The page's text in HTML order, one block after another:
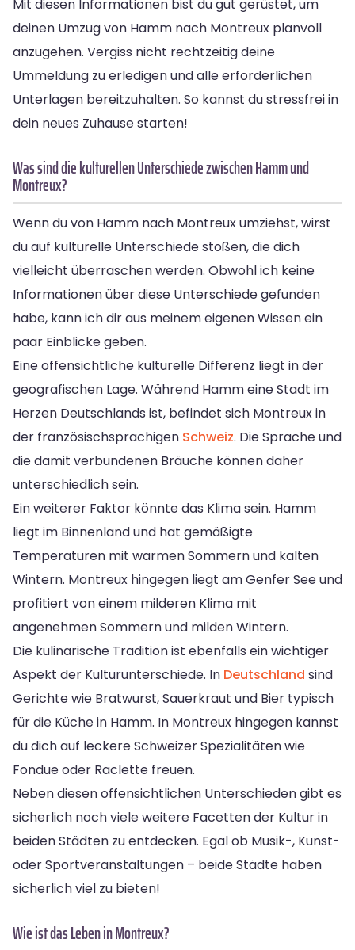
Mit diesen Informationen bist du gut gerüstet, um
deinen Umzug von Hamm nach Montreux planvoll
anzugehen. Vergiss nicht rechtzeitig deine
Ummeldung zu erledigen und alle erforderlichen
Unterlagen bereitzuhalten. So kannst du stressfrei in
dein neues Zuhause starten!
Was sind die kulturellen Unterschiede zwischen Hamm und
Montreux?
Wenn du von Hamm nach Montreux umziehst, wirst
du auf kulturelle Unterschiede stoßen, die dich
vielleicht überraschen werden. Obwohl ich keine
Informationen über diese Unterschiede gefunden
habe, kann ich dir aus meinem eigenen Wissen ein
paar Einblicke geben.
Eine offensichtliche kulturelle Differenz liegt in der
geografischen Lage. Während Hamm eine Stadt im
Herzen Deutschlands ist, befindet sich Montreux in
der französischsprachigen Schweiz. Die Sprache und
die damit verbundenen Bräuche können daher
unterschiedlich sein.
Ein weiterer Faktor könnte das Klima sein. Hamm
liegt im Binnenland und hat gemäßigte
Temperaturen mit warmen Sommern und kalten
Wintern. Montreux hingegen liegt am Genfer See und
profitiert von einem milderen Klima mit
angenehmen Sommern und milden Wintern.
Die kulinarische Tradition ist ebenfalls ein wichtiger
Aspekt der Kulturunterschiede. In Deutschland sind
Gerichte wie Bratwurst, Sauerkraut und Bier typisch
für die Küche in Hamm. In Montreux hingegen kannst
du dich auf leckere Schweizer Spezialitäten wie
Fondue oder Raclette freuen.
Neben diesen offensichtlichen Unterschieden gibt es
sicherlich noch viele weitere Facetten der Kultur in
beiden Städten zu entdecken. Egal ob Musik-, Kunst-
oder Sportveranstaltungen – beide Städte haben
sicherlich viel zu bieten!
Wie ist das Leben in Montreux?